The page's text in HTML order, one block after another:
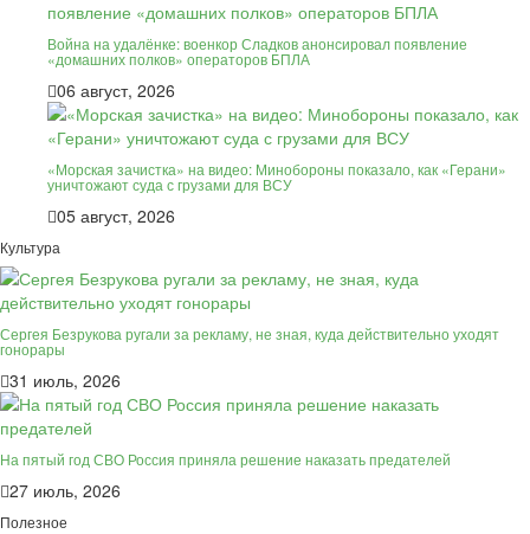
Война на удалёнке: военкор Сладков анонсировал появление
«домашних полков» операторов БПЛА
06 август, 2026
«Морская зачистка» на видео: Минобороны показало, как «Герани»
уничтожают суда с грузами для ВСУ
05 август, 2026
Культура
Сергея Безрукова ругали за рекламу, не зная, куда действительно уходят
гонорары
31 июль, 2026
На пятый год СВО Россия приняла решение наказать предателей
27 июль, 2026
Полезное